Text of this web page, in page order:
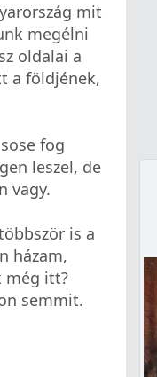
mit
megélni
oldalai a
a földjének,
fog
leszel, de
vagy.
is a
házam,
még itt?
semmit.